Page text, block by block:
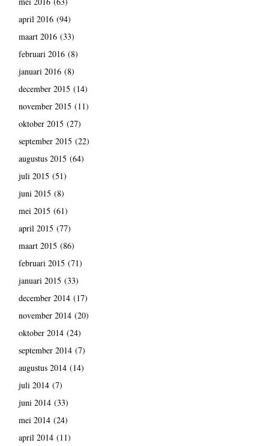
april 2016(94)
maart 2016(33)
februari 2016(8)
januari 2016(8)
december 2015 (14)
november 2015 (11)
oktober 2015 (27)
september 2015 (22)
augustus 2015 (64)
juli 2015 (51)
juni 2015 (8)
mei 2015 (61)
april 2015 (77)
maart 2015 (86)
februari 2015 (71)
januari 2015 (33)
december 2014(17)
november 2014(20)
oktober 2014(24)
september 2014(7)
augustus 2014(14)
juli 2014(7)
juni 2014(33)
mei 2014(24)
april 2014(11)